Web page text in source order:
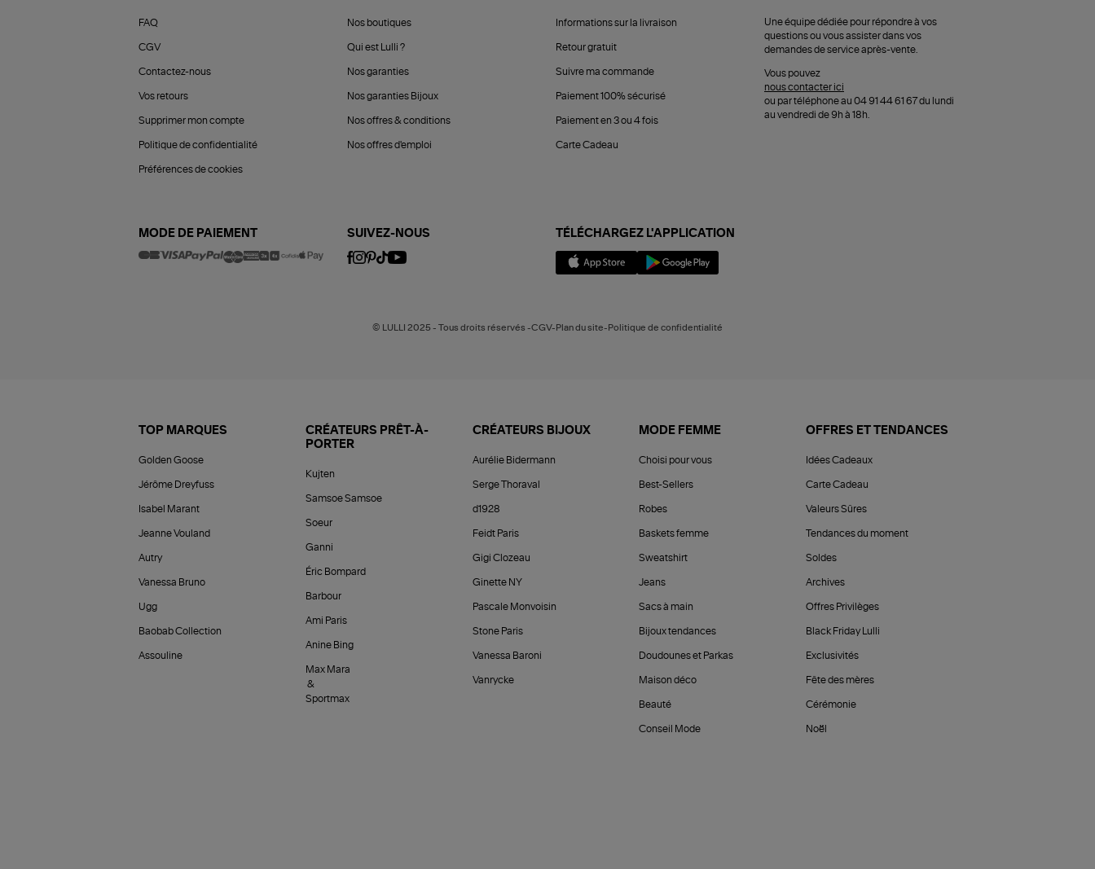
FAQ
CGV
Contactez-nous
Vos retours
Supprimer mon compte
Politique de confidentialité
Préférences de cookies
Nos boutiques
Qui est Lulli ?
Nos garanties
Nos garanties Bijoux
Nos offres & conditions
Nos offres d'emploi
Informations sur la livraison
Retour gratuit
Suivre ma commande
Paiement 100% sécurisé
Paiement en 3 ou 4 fois
Carte Cadeau
Une équipe dédiée pour répondre à vos
questions ou vous assister dans vos
demandes de service après-vente.
Vous pouvez
nous contacter ici
ou par téléphone au 04 91 44 61 67 du lundi
au vendredi de 9h à 18h.
MODE DE PAIEMENT SUIVEZ-NOUS TÉLÉCHARGEZ L'APPLICATION
© LULLI 2025 - Tous droits réservés -CGV-Plan du site-Politique de confidentialité
TOP MARQUES
Golden Goose
Jérôme Dreyfuss
Isabel Marant
Jeanne Vouland
Autry
Vanessa Bruno
Ugg
Baobab Collection
Assouline
CRÉATEURS PRÊT-À-
PORTER
Kujten
Samsoe Samsoe
Soeur
Ganni
Éric Bompard
Barbour
Ami Paris
Anine Bing
Max Mara
&
Sportmax
CRÉATEURS BIJOUX
Aurélie Bidermann
Serge Thoraval
d1928
Feidt Paris
Gigi Clozeau
Ginette NY
Pascale Monvoisin
Stone Paris
Vanessa Baroni
Vanrycke
MODE FEMME
Choisi pour vous
Best-Sellers
Robes
Baskets femme
Sweatshirt
Jeans
Sacs à main
Bijoux tendances
Doudounes et Parkas
Maison déco
Beauté
Conseil Mode
OFFRES ET TENDANCES
Idées Cadeaux
Carte Cadeau
Valeurs Sûres
Tendances du moment
Soldes
Archives
Offres Privilèges
Black Friday Lulli
Exclusivités
Fête des mères
Cérémonie
Noël